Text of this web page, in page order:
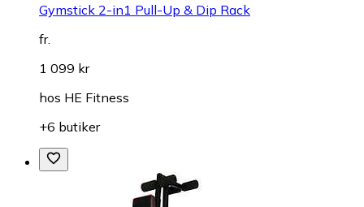
Gymstick 2-in1 Pull-Up & Dip Rack
fr.
1 099 kr
hos HE Fitness
+6 butiker